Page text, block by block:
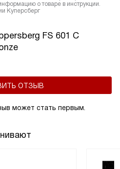
о товаре в инструкции.
Куперсберг
FS 601 C
ОТЗЫВ
может стать первым.